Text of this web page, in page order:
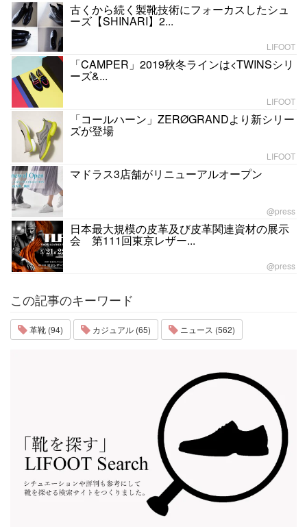
古くから続く製靴技術にフォーカスしたシュ
ーズ【SHINARI】2...
LIFOOT
「CAMPER」2019秋冬ラインは<TWINSシリ
ーズ&...
LIFOOT
「コールハーン」ZERØGRANDより新シリー
ズが登場
LIFOOT
マドラス3店舗がリニューアルオープン
@press
日本最大規模の皮革及び皮革関連資材の展示
会 第111回東京レザー...
@press
この記事のキーワード
革靴 (94) カジュアル (65) ニュース (562)